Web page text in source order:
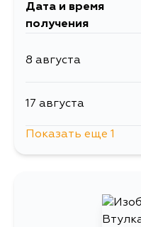
Дата и время
получения
8 августа
17 августа
Показать еще 1